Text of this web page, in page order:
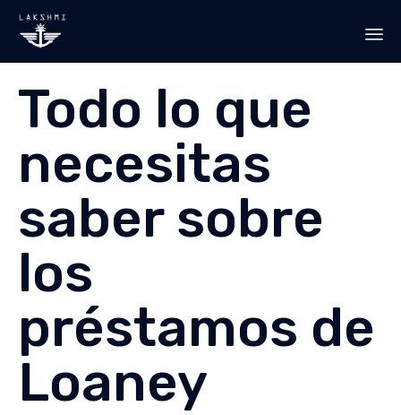
Todo lo que
necesitas
saber sobre
los
préstamos de
Loaney